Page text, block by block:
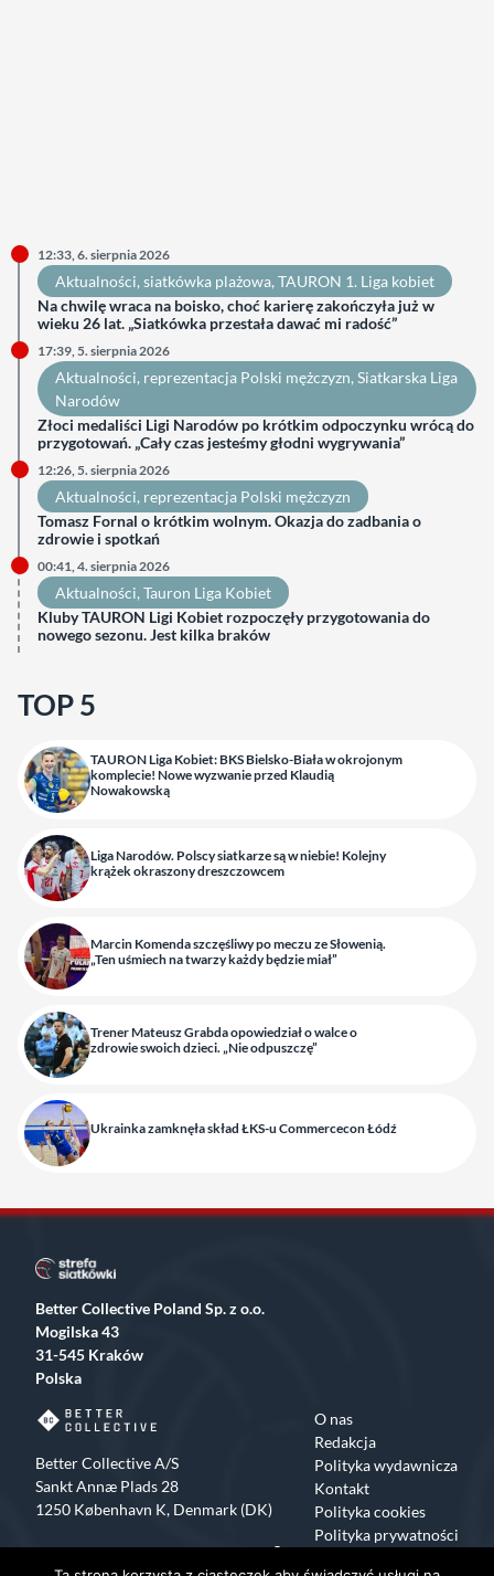
12:33, 6. sierpnia 2026
Aktualności, siatkówka plażowa, TAURON 1. Liga kobiet
Na chwilę wraca na boisko, choć karierę zakończyła już w
wieku 26 lat. „Siatkówka przestała dawać mi radość”
17:39, 5. sierpnia 2026
Aktualności, reprezentacja Polski mężczyzn, Siatkarska Liga
Narodów
Złoci medaliści Ligi Narodów po krótkim odpoczynku wrócą do
przygotowań. „Cały czas jesteśmy głodni wygrywania”
12:26, 5. sierpnia 2026
Aktualności, reprezentacja Polski mężczyzn
Tomasz Fornal o krótkim wolnym. Okazja do zadbania o
zdrowie i spotkań
00:41, 4. sierpnia 2026
Aktualności, Tauron Liga Kobiet
Kluby TAURON Ligi Kobiet rozpoczęły przygotowania do
nowego sezonu. Jest kilka braków
TOP 5
TAURON Liga Kobiet: BKS Bielsko-Biała w okrojonym
komplecie! Nowe wyzwanie przed Klaudią
Nowakowską
Liga Narodów. Polscy siatkarze są w niebie! Kolejny
krążek okraszony dreszczowcem
Marcin Komenda szczęśliwy po meczu ze Słowenią.
„Ten uśmiech na twarzy każdy będzie miał”
Trener Mateusz Grabda opowiedział o walce o
zdrowie swoich dzieci. „Nie odpuszczę”
Ukrainka zamknęła skład ŁKS-u Commercecon Łódź
Better Collective Poland Sp. z o.o.
Mogilska 43
31-545 Kraków
Polska
Better Collective A/S
Sankt Annæ Plads 28
1250 København K, Denmark (DK)
O nas
Redakcja
Polityka wydawnicza
Kontakt
Polityka cookies
Polityka prywatności
Facebook
X Instagram
TikTok